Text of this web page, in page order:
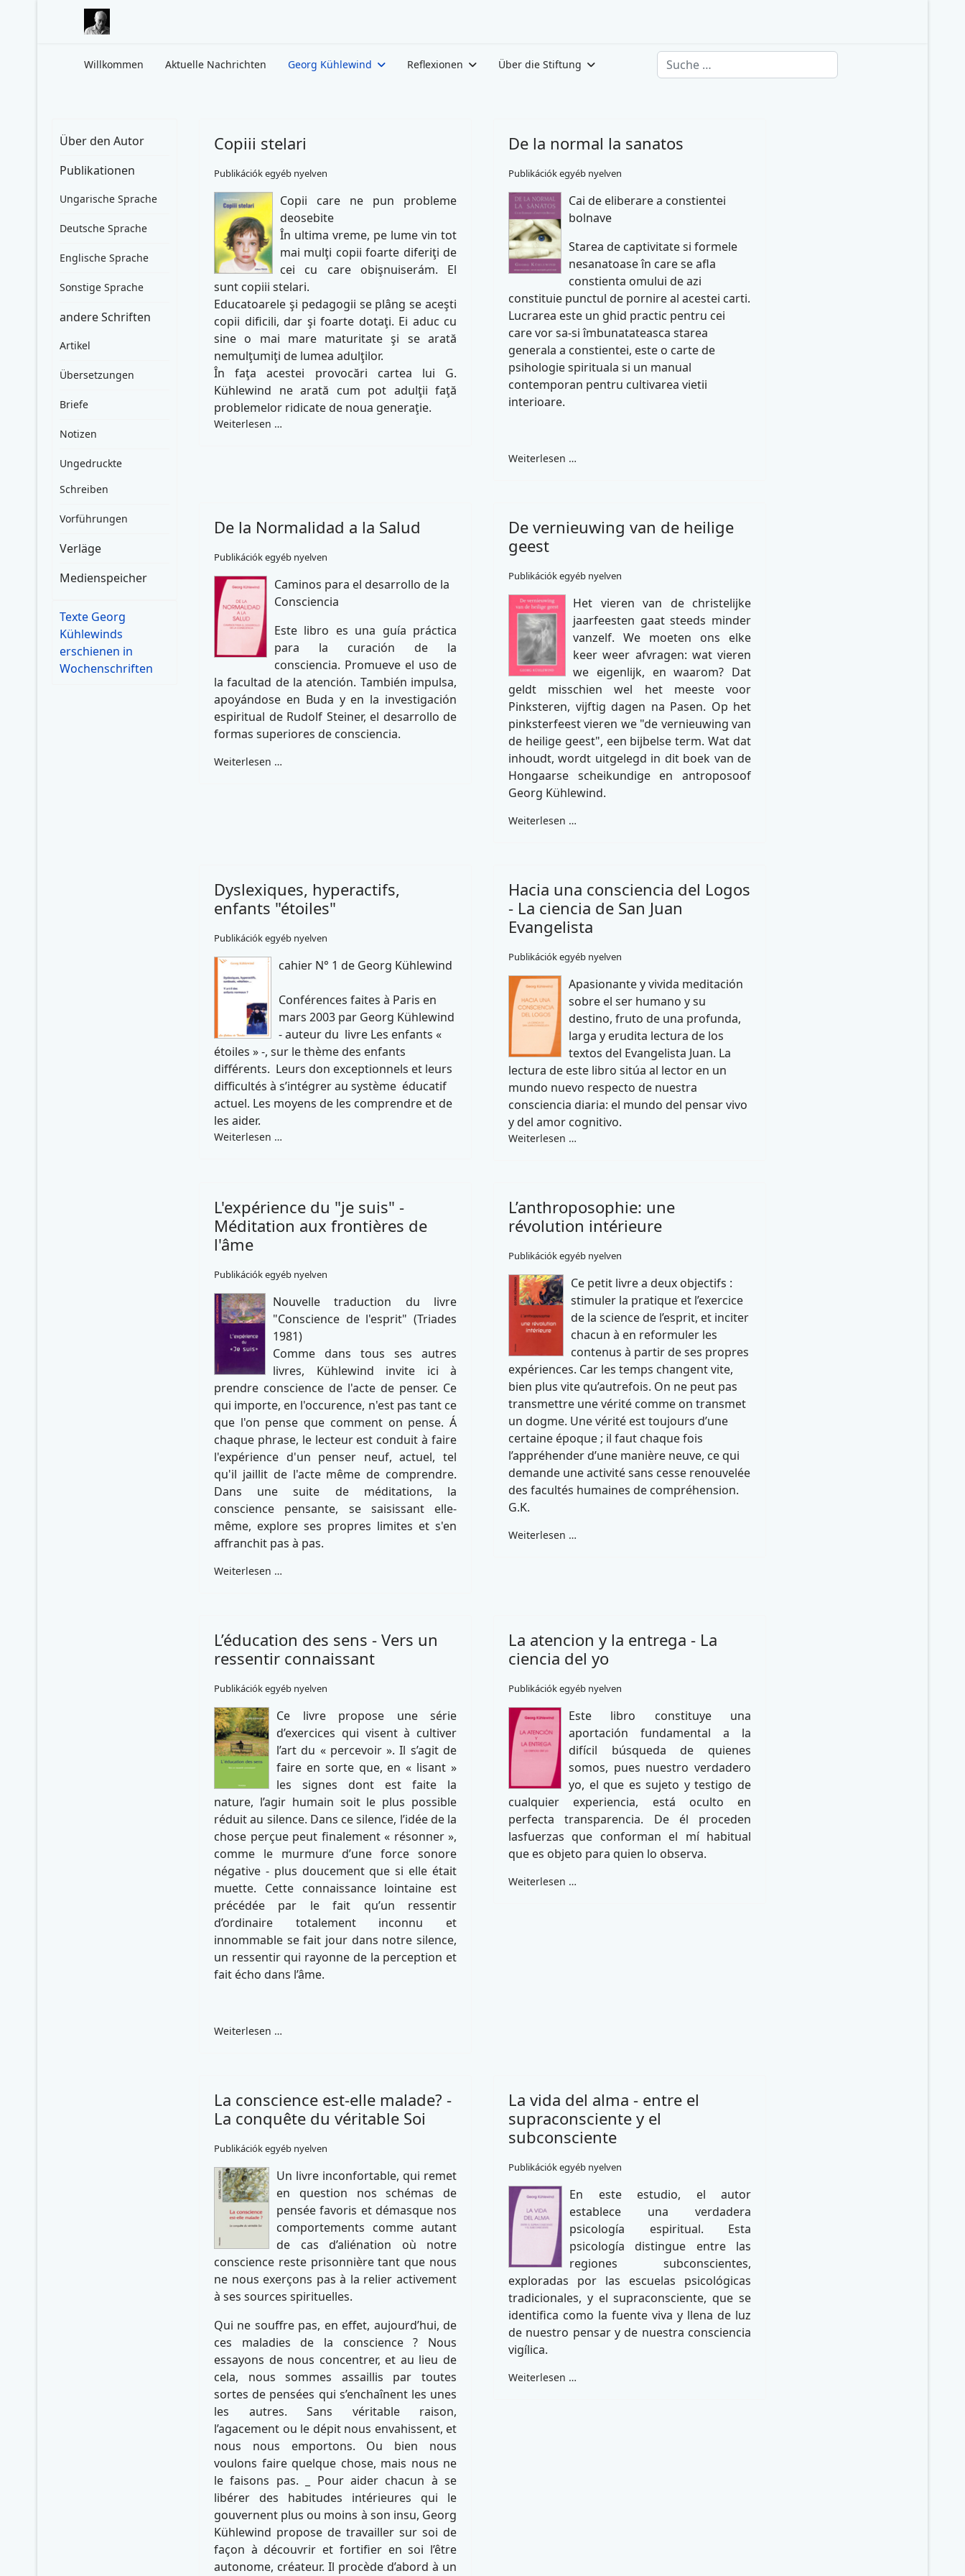
Willkommen Aktuelle Nachrichten Georg Kühlewind Reflexionen Über die Stiftung Suchen
Über den Autor
Publikationen
Ungarische Sprache
Deutsche Sprache
Englische Sprache
Sonstige Sprache
andere Schriften
Artikel
Übersetzungen
Briefe
Notizen
Ungedruckte
Schreiben
Vorführungen
Verläge
Medienspeicher
Texte Georg
Kühlewinds
erschienen in
Wochenschriften
Copiii stelari
Publikációk egyéb nyelven
Copii care ne pun probleme
deosebite
În ultima vreme, pe lume vin tot
mai mulţi copii foarte diferiţi de
cei cu care obişnuiserám. El
sunt copiii stelari.
Educatoarele şi pedagogii se plâng se aceşti
copii dificili, dar şi foarte dotaţi. Ei aduc cu
sine o mai mare maturitate şi se arată
nemulţumiţi de lumea adulţilor.
În faţa acestei provocări cartea lui G.
Kühlewind ne arată cum pot adulţii faţă
problemelor ridicate de noua generaţie.
Weiterlesen …
De la normal la sanatos
Publikációk egyéb nyelven
Cai de eliberare a constientei
bolnave
Starea de captivitate si formele
nesanatoase în care se afla
constienta omului de azi
constituie punctul de pornire al acestei carti.
Lucrarea este un ghid practic pentru cei
care vor sa-si îmbunatateasca starea
generala a constientei, este o carte de
psihologie spirituala si un manual
contemporan pentru cultivarea vietii
interioare.
Weiterlesen …
De la Normalidad a la Salud
Publikációk egyéb nyelven
Caminos para el desarrollo de la
Consciencia
Este libro es una guía práctica
para la curación de la
consciencia. Promueve el uso de
la facultad de la atención. También impulsa,
apoyándose en Buda y en la investigación
espiritual de Rudolf Steiner, el desarrollo de
formas superiores de consciencia.
Weiterlesen …
De vernieuwing van de heilige
geest
Publikációk egyéb nyelven
Het vieren van de christelijke
jaarfeesten gaat steeds minder
vanzelf. We moeten ons elke
keer weer afvragen: wat vieren
we eigenlijk, en waarom? Dat
geldt misschien wel het meeste voor
Pinksteren, vijftig dagen na Pasen. Op het
pinksterfeest vieren we "de vernieuwing van
de heilige geest", een bijbelse term. Wat dat
inhoudt, wordt uitgelegd in dit boek van de
Hongaarse scheikundige en antroposoof
Georg Kühlewind.
Weiterlesen …
Dyslexiques, hyperactifs,
enfants "étoiles"
Publikációk egyéb nyelven
cahier N° 1 de Georg Kühlewind
Conférences faites à Paris en
mars 2003 par Georg Kühlewind
- auteur du livre Les enfants «
étoiles » -, sur le thème des enfants
différents. Leurs don exceptionnels et leurs
difficultés à s’intégrer au système éducatif
actuel. Les moyens de les comprendre et de
les aider.
Weiterlesen …
Hacia una consciencia del Logos
- La ciencia de San Juan
Evangelista
Publikációk egyéb nyelven
Apasionante y vivida meditación
sobre el ser humano y su
destino, fruto de una profunda,
larga y erudita lectura de los
textos del Evangelista Juan. La
lectura de este libro sitúa al lector en un
mundo nuevo respecto de nuestra
consciencia diaria: el mundo del pensar vivo
y del amor cognitivo.
Weiterlesen …
L'expérience du "je suis" -
Méditation aux frontières de
l'âme
Publikációk egyéb nyelven
Nouvelle traduction du livre
"Conscience de l'esprit" (Triades
1981)
Comme dans tous ses autres
livres, Kühlewind invite ici à
prendre conscience de l'acte de penser. Ce
qui importe, en l'occurence, n'est pas tant ce
que l'on pense que comment on pense. Á
chaque phrase, le lecteur est conduit à faire
l'expérience d'un penser neuf, actuel, tel
qu'il jaillit de l'acte même de comprendre.
Dans une suite de méditations, la
conscience pensante, se saisissant elle-
même, explore ses propres limites et s'en
affranchit pas à pas.
Weiterlesen …
L’anthroposophie: une
révolution intérieure
Publikációk egyéb nyelven
Ce petit livre a deux objectifs :
stimuler la pratique et l’exercice
de la science de l’esprit, et inciter
chacun à en reformuler les
contenus à partir de ses propres
expériences. Car les temps changent vite,
bien plus vite qu’autrefois. On ne peut pas
transmettre une vérité comme on transmet
un dogme. Une vérité est toujours d’une
certaine époque ; il faut chaque fois
l’appréhender d’une manière neuve, ce qui
demande une activité sans cesse renouvelée
des facultés humaines de compréhension.
G.K.
Weiterlesen …
L’éducation des sens - Vers un
ressentir connaissant
Publikációk egyéb nyelven
Ce livre propose une série
d’exercices qui visent à cultiver
l’art du « percevoir ». Il s’agit de
faire en sorte que, en « lisant »
les signes dont est faite la
nature, l’agir humain soit le plus possible
réduit au silence. Dans ce silence, l’idée de la
chose perçue peut finalement « résonner »,
comme le murmure d’une force sonore
négative - plus doucement que si elle était
muette. Cette connaissance lointaine est
précédée par le fait qu’un ressentir
d’ordinaire totalement inconnu et
innommable se fait jour dans notre silence,
un ressentir qui rayonne de la perception et
fait écho dans l’âme.
Weiterlesen …
La atencion y la entrega - La
ciencia del yo
Publikációk egyéb nyelven
Este libro constituye una
aportación fundamental a la
difícil búsqueda de quienes
somos, pues nuestro verdadero
yo, el que es sujeto y testigo de
cualquier experiencia, está oculto en
perfecta transparencia. De él proceden
lasfuerzas que conforman el mí habitual
que es objeto para quien lo observa.
Weiterlesen …
La conscience est-elle malade? -
La conquête du véritable Soi
Publikációk egyéb nyelven
Un livre inconfortable, qui remet
en question nos schémas de
pensée favoris et démasque nos
comportements comme autant
de cas d’aliénation où notre
conscience reste prisonnière tant que nous
ne nous exerçons pas à la relier activement
à ses sources spirituelles.
Qui ne souffre pas, en effet, aujourd’hui, de
ces maladies de la conscience ? Nous
essayons de nous concentrer, et au lieu de
cela, nous sommes assaillis par toutes
sortes de pensées qui s’enchaînent les unes
les autres. Sans véritable raison,
l’agacement ou le dépit nous envahissent, et
nous nous emportons. Ou bien nous
voulons faire quelque chose, mais nous ne
le faisons pas. _ Pour aider chacun à se
libérer des habitudes intérieures qui le
gouvernent plus ou moins à son insu, Georg
Kühlewind propose de travailler sur soi de
façon à découvrir et fortifier en soi l’être
autonome, créateur. Il procède d’abord à un
La vida del alma - entre el
supraconsciente y el
subconsciente
Publikációk egyéb nyelven
En este estudio, el autor
establece una verdadera
psicología espiritual. Esta
psicología distingue entre las
regiones subconscientes,
exploradas por las escuelas psicológicas
tradicionales, y el supraconsciente, que se
identifica como la fuente viva y llena de luz
de nuestro pensar y de nuestra consciencia
vigílica.
Weiterlesen …